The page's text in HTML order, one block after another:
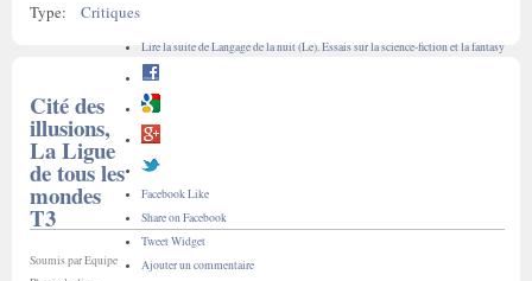
Type:
Critiques
Lire la suitede Langage de la nuit (Le). Essais sur la science-fiction et la fantasy
Facebook Like
Share on Facebook
Tweet Widget
Ajouter un commentaire
Cité des
illusions,
La Ligue
de tous les
mondes
T3
Soumis parEquipe